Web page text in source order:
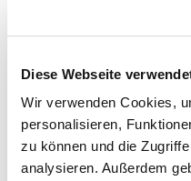
Diese Webseite
Wir verwenden Cookies,
personalisieren,
zu können und die
analysieren. Außerdem
Unser Ansatz basiert auf
Innovations- und
Politische Kommunikation